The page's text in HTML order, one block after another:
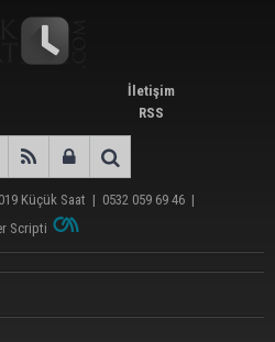
İletişim
RSS
Küçük Saat | 0532 059 69 46 |
Scripti